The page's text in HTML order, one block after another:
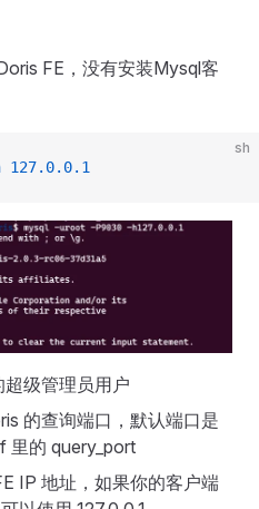
FE，没有安装Mysql客
sh
127.0.0.1
级管理员用户
的查询端口，默认端口是
里的 query_port
IP 地址，如果你的客户端